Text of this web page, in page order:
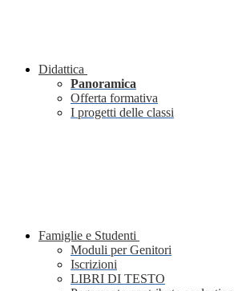
Didattica
Panoramica
Offerta formativa
I progetti delle classi
Famiglie e Studenti
Moduli per Genitori
Iscrizioni
LIBRI DI TESTO